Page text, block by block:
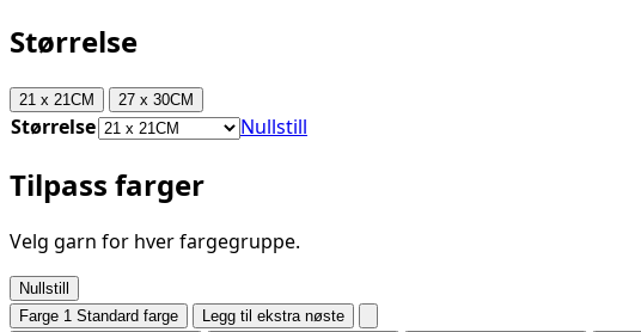
Størrelse
21 x 21CM 27 x 30CM
Størrelse Nullstill
Tilpass farger
Velg garn for hver fargegruppe.
Nullstill
Farge 1 Standard farge
Legg til ekstra nøste